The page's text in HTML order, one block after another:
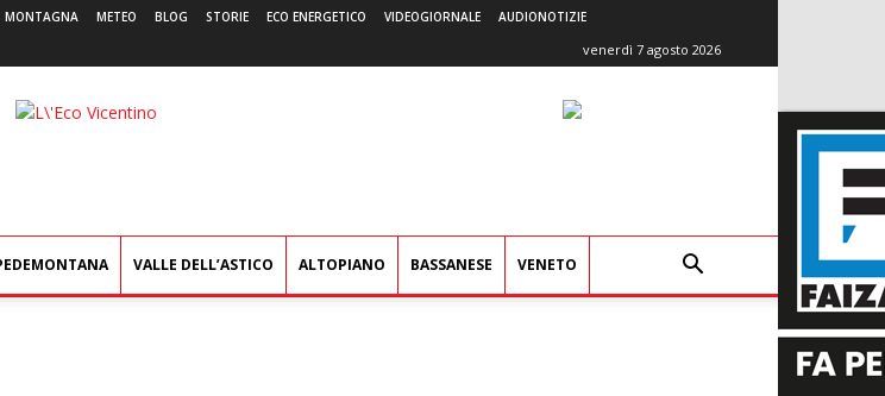
MONTAGNA METEO BLOG STORIE ECO ENERGETICO VIDEOGIORNALE AUDIONOTIZIE
venerdì 7 agosto 2026
L'Eco
VALLE DELL’ASTICO ALTOPIANO BASSANESE VENETO